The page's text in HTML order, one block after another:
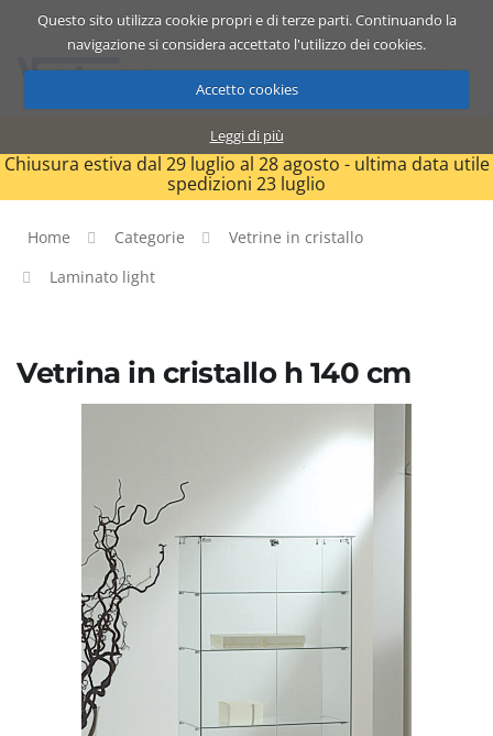
Questo sito utilizza cookie propri e di terze parti. Continuando la
navigazione si considera accettato l'utilizzo dei cookies.
Accetto cookies
Leggi di più
Catalogo Carrello ITA
Chiusura estiva dal 29 luglio al 28 agosto - ultima data utile
spedizioni 23 luglio
Home Categorie
Vetrine in cristallo
Laminato light
Vetrina in cristallo h 140 cm